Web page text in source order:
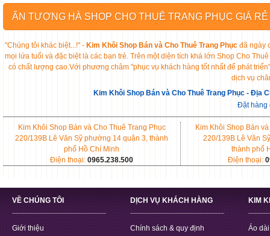
ẤN TƯỢNG HÀ SHOP CHO THUÊ TRANG PHỤC GIÁ
"Chúng tôi khác biệt...!" - Kim Khôi Shop Bán và Cho Thuê Trang Phụcđã ngày
mọi lứa tuổi và đặc biệt là các bạn trẻ. Trên một diện tích khá lớn Shop Cho
có chất lượng cao.Với phương châm "phục vụ khách hàng tốt nhất để phát
dịch vụ
Kim Khôi Shop Bán và Cho Thuê Trang Phục - Địa
Đặt hàng
Kim Khôi Shop Bán và Cho Thuê Trang Phục
220/139B Lê Văn Sỹ phường 14 quận 3, thành
phố Hồ Chí Minh
Điện thoại: 0965.238.500
Kim Khôi Shop Bán
220/139B Lê Văn
thành phố
Điện thoại:
VỀ CHÚNG TÔI
Giới thiệu
DỊCH VỤ KHÁCH HÀNG
Chính sách & quy định
KIM
Áo